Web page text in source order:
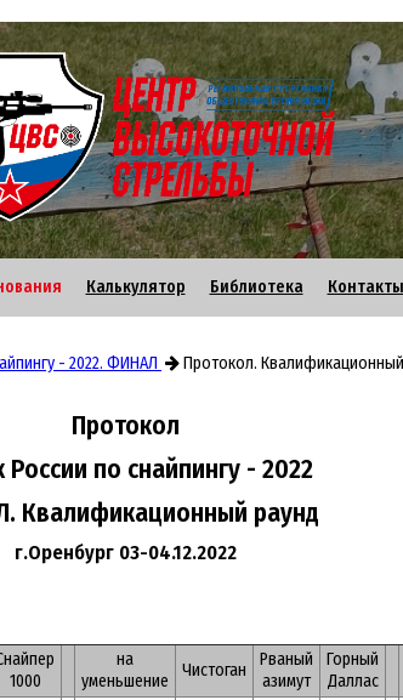
Калькулятор Библиотека
- 2022. ФИНАЛ Протокол.
Протокол
России по снайпингу - 2022
Квалификационный раунд
г.Оренбург 03-04.12.2022
1000
на
уменьшение
Чистоган
Рваный
азимут
Горный
Даллас